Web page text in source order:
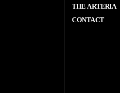
THE ARTERIA
CONTACT